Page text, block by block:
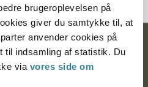
brugeroplevelsen på
giver du samtykke til, at
anvender cookies på
til indsamling af statistik. Du
via vores side om